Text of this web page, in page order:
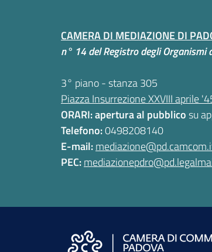
CAMERA DI MEDIAZIONE DI
n° 14 del Registro degli Organismi
3° piano - stanza 305
Piazza Insurrezione XXVIII aprile
ORARI: apertura al pubblico su
Telefono:0498208140
E-mail:
PEC: